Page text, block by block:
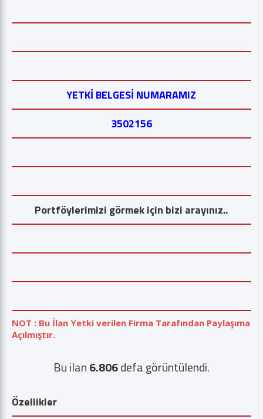
YETKİ BELGESİ NUMARAMIZ
3502156
Portföylerimizi görmek için bizi arayınız..
NOT : Bu İlan Yetki verilen Firma Tarafından Paylaşıma
Açılmıştır.
Bu ilan6.806defa görüntülendi.
Özellikler